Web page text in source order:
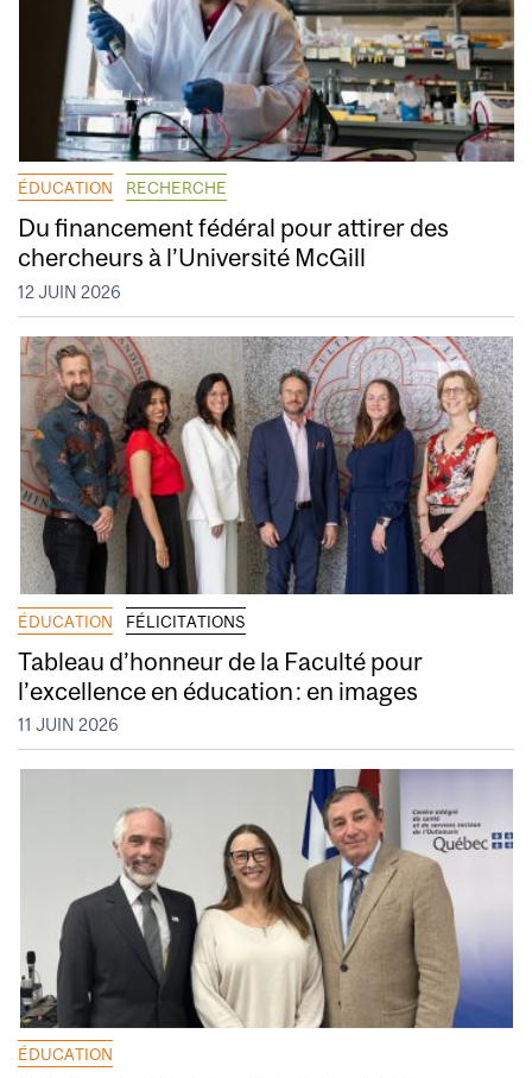
ÉDUCATION RECHERCHE
Du financement fédéral pour attirer des
chercheurs à l’Université McGill
12 JUIN 2026
ÉDUCATION FÉLICITATIONS
Tableau d’honneur de la Faculté pour
l’excellence en éducation : en images
11 JUIN 2026
ÉDUCATION